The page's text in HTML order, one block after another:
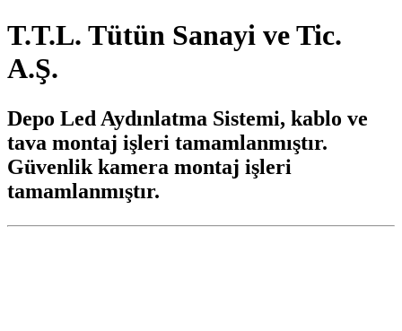
T.T.L. Tütün Sanayi ve Tic.
A.Ş.
Depo Led Aydınlatma Sistemi, kablo ve
tava montaj işleri tamamlanmıştır.
Güvenlik kamera montaj işleri
tamamlanmıştır.